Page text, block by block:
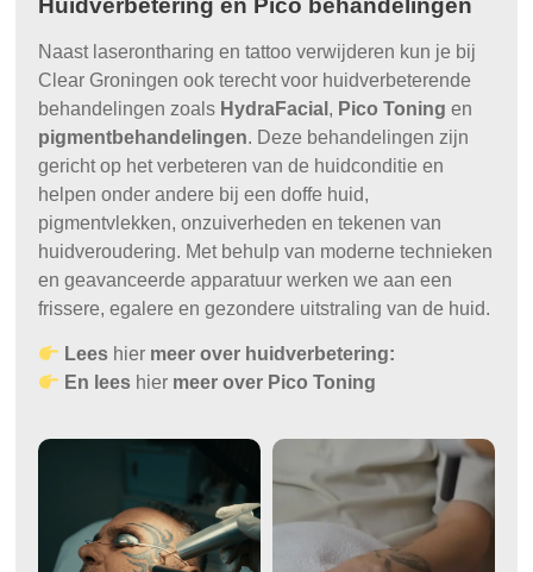
Huidverbetering en Pico behandelingen
Naast laserontharing en tattoo verwijderen kun je bij
Clear Groningen ook terecht voor huidverbeterende
behandelingen zoals HydraFacial , Pico Toning en
pigmentbehandelingen. Deze behandelingen zijn
gericht op het verbeteren van de huidconditie en
helpen onder andere bij een doffe huid,
pigmentvlekken, onzuiverheden en tekenen van
huidveroudering. Met behulp van moderne technieken
en geavanceerde apparatuur werken we aan een
frissere, egalere en gezondere uitstraling van de huid.
Lees hier meer over huidverbetering:
En lees hier meer over Pico Toning